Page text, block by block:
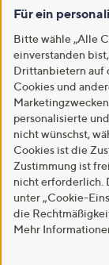
SALE
Arm weiter
Druck
€ 38,99
4.9
von
5
(9)
In den
Für ein
Bitte wähle „Alle
einverstanden
Drittanbietern auf
Cookies und
personalisierte
nicht wünschst,
Cookies ist die
Zustimmung ist
nicht erforderlich.
unter „Cookie-
die
Mehr